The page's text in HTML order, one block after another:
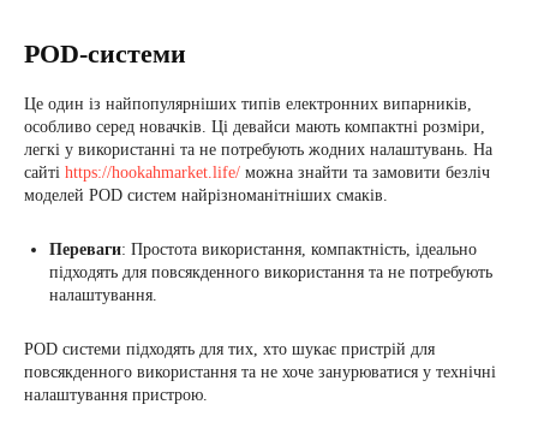
POD-системи
Це один із найпопулярніших типів електронних випарників,
особливо серед новачків. Ці девайси мають компактні розміри,
легкі у використанні та не потребують жодних налаштувань. На
сайті https://hookahmarket.life/ можна знайти та замовити безліч
моделей POD систем найрізноманітніших смаків.
Переваги: Простота використання, компактність, ідеально
підходять для повсякденного використання та не потребують
налаштування.
POD системи підходять для тих, хто шукає пристрій для
повсякденного використання та не хоче занурюватися у технічні
налаштування пристрою.